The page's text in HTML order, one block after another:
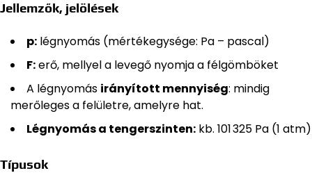
Jellemzők, jelölések
p: légnyomás (mértékegysége: Pa – pascal)
F:erő, mellyel a levegő nyomja a félgömböket
A légnyomás irányított mennyiség: mindig
merőleges a felületre, amelyre hat.
Légnyomás a tengerszinten: kb. 101 325 Pa (1 atm)
Típusok